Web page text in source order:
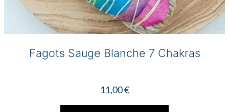
Fagots Sauge Blanche 7 Chakras
11,00€
Ce